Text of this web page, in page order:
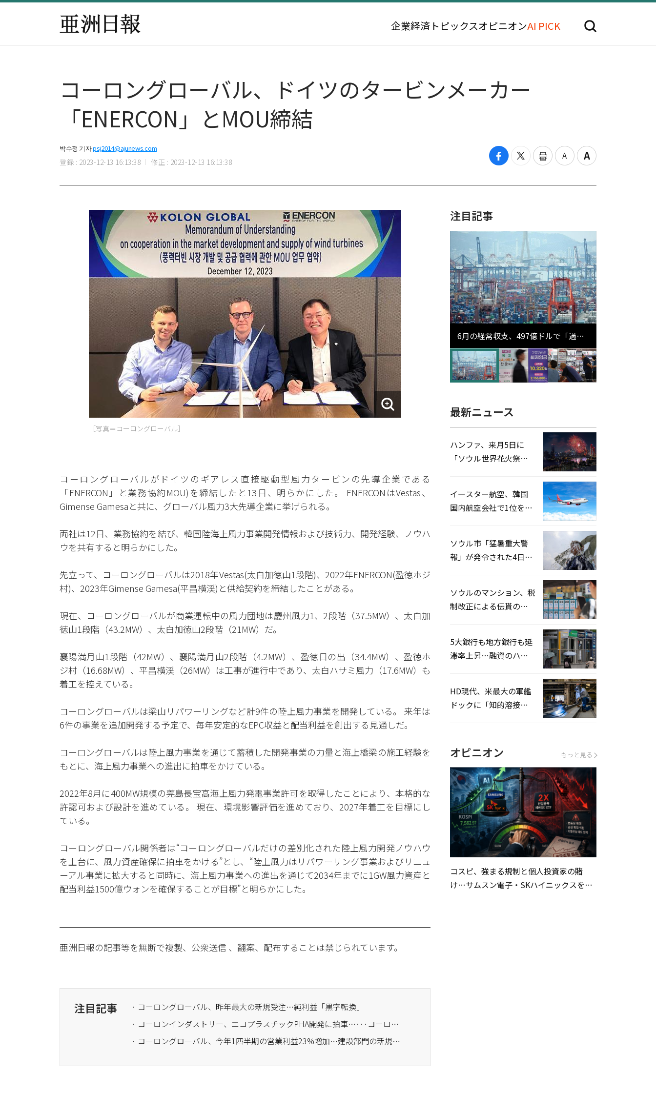
企業経済 トピックスオピニオンAI PICK
コーロングローバル、ドイツのタービンメーカー
「ENERCON」とMOU締結
박수정 기자psj2014@ajunews.com
登録 : 2023-12-13 16:13:38 修正 : 2023-12-13 16:13:38
［写真＝コーロングローバル］
コーロングローバルがドイツのギアレス直接駆動型風力タービンの先導企業である
「ENERCON」と業務協約MOU)を締結したと13日、明らかにした。 ENERCONはVestas、
Gimense Gamesaと共に、グローバル風力3大先導企業に挙げられる。
両社は12日、業務協約を結び、韓国陸海上風力事業開発情報および技術力、開発経験、ノウハ
ウを共有すると明らかにした。
先立って、コーロングローバルは2018年Vestas(太白加徳山1段階)、2022年ENERCON(盈徳ホジ
村)、2023年Gimense Gamesa(平昌横渓)と供給契約を締結したことがある。
現在、コーロングローバルが商業運転中の風力団地は慶州風力1、2段階（37.5MW）、太白加
徳山1段階（43.2MW）、太白加徳山2段階（21MW）だ。
襄陽満月山1段階（42MW）、襄陽満月山2段階（4.2MW）、盈徳日の出（34.4MW）、盈徳ホ
ジ村（16.68MW）、平昌横渓（26MW）は工事が進行中であり、太白ハサミ風力（17.6MW）も
着工を控えている。
コーロングローバルは梁山リパワーリングなど計9件の陸上風力事業を開発している。 来年は
6件の事業を追加開発する予定で、毎年安定的なEPC収益と配当利益を創出する見通しだ。
コーロングローバルは陸上風力事業を通じて蓄積した開発事業の力量と海上橋梁の施工経験を
もとに、海上風力事業への進出に拍車をかけている。
2022年8月に400MW規模の莞島長宝高海上風力発電事業許可を取得したことにより、本格的な
許認可および設計を進めている。 現在、環境影響評価を進めており、2027年着工を目標にし
ている。
コーロングローバル関係者は“コーロングローバルだけの差別化された陸上風力開発ノウハウ
を土台に、風力資産確保に拍車をかける”とし、“陸上風力はリパワーリング事業およびリニュ
ーアル事業に拡大すると同時に、海上風力事業への進出を通じて2034年までに1GW風力資産と
配当利益1500億ウォンを確保することが目標”と明らかにした。
亜洲日報の記事等を無断で複製、公衆送信 、翻案、配布することは禁じられています。
注目記事
· コーロングローバル、昨年最大の新規受注…純利益「黒字転換」
· コーロンインダストリー、エコプラスチックPHA開発に拍車…···コーロングローバル·Paques Biomaterialsと提携
· コーロングローバル、今年1四半期の営業利益23%増加…建設部門の新規受注の好調
注目記事
6月の経常収支、497億ドルで「過去
最大」…輸出が初の1000億ドル突破
最新ニュース
ハンファ、来月5日に
「ソウル世界花火祭り
イースター航空、韓国
国内航空会社で1位を記
ソウル市「猛暑重大警
報」が発令された4日、
ソウルのマンション、税
制改正による伝貰の月
5大銀行も地方銀行も延
滞率上昇…融資のハー
HD現代、米最大の軍艦
ドックに「知的溶接」
オピニオン もっと見る
コスピ、強まる規制と個人投資家の賭
け…サムスン電子・SKハイニックスを巡